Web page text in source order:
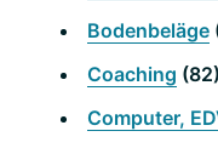
Bodenbeläge
Coaching (82)
Computer,